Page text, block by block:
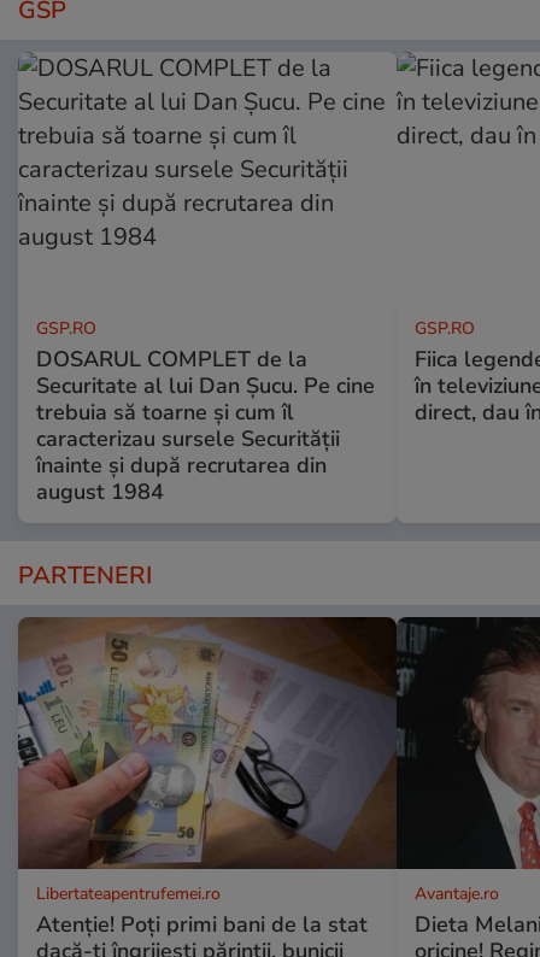
GSP
GSP.RO
DOSARUL COMPLET de la
Securitate al lui Dan Șucu. Pe cine
trebuia să toarne și cum îl
caracterizau sursele Securității
înainte și după recrutarea din
august 1984
GSP.RO
Fiica
în
direct, dau
PARTENERI
Libertateapentrufemei.ro
Atenție! Poți primi bani de la stat
dacă-ți îngrijești părinții, bunicii
Avantaje.ro
Dieta
oricine!